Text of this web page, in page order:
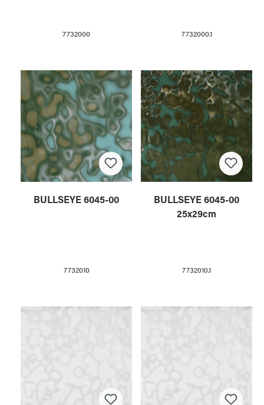
7732000 7732000.1
BULLSEYE 6045-00
7732010
BULLSEYE 6045-00
25x29cm
7732010.1